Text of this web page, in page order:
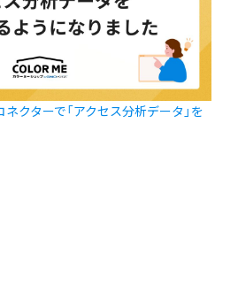
クターで「アクセス分析データ」を